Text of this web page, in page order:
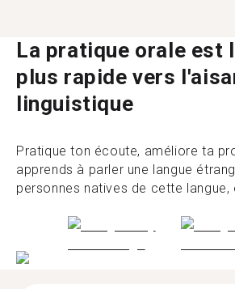
La pratique orale est
plus rapide vers
linguistique
Pratique ton écoute, améliore ta
apprends à parler une langue
personnes natives de cette langue,